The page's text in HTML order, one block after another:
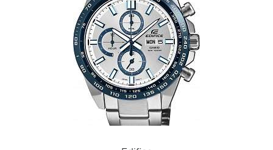
Edifice
EFR-574DE-7A
i